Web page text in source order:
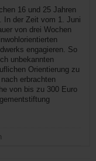
16 und 25 Jahren
In der Zeit vom 1. Juni
von drei Wochen
engagieren. So
unbekannten
Orientierung zu
erbrachten
von bis zu 300 Euro